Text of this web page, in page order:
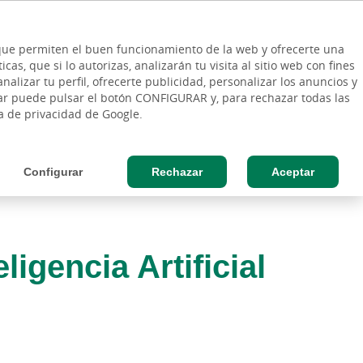
permiten el buen funcionamiento de la web y ofrecerte una
que si lo autorizas, analizarán tu visita al sitio web con fines
tu perfil, ofrecerte publicidad, personalizar los anuncios y
pulsar el botón CONFIGURAR y, para rechazar todas las
privacidad de Google.
Configurar Rechazar Aceptar
DE
AGRO
Artificial